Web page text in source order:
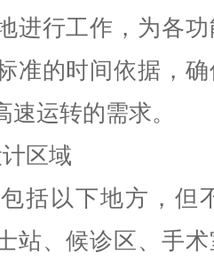
进行工作，为各
准的时间依据，
运转的需求。
区域
括以下地方，但
站、候诊区、手